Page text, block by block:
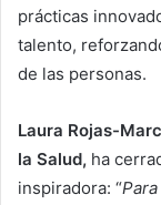
prácticas
talento,
de las personas.
Laura Rojas-
la Salud, ha
inspiradora: “